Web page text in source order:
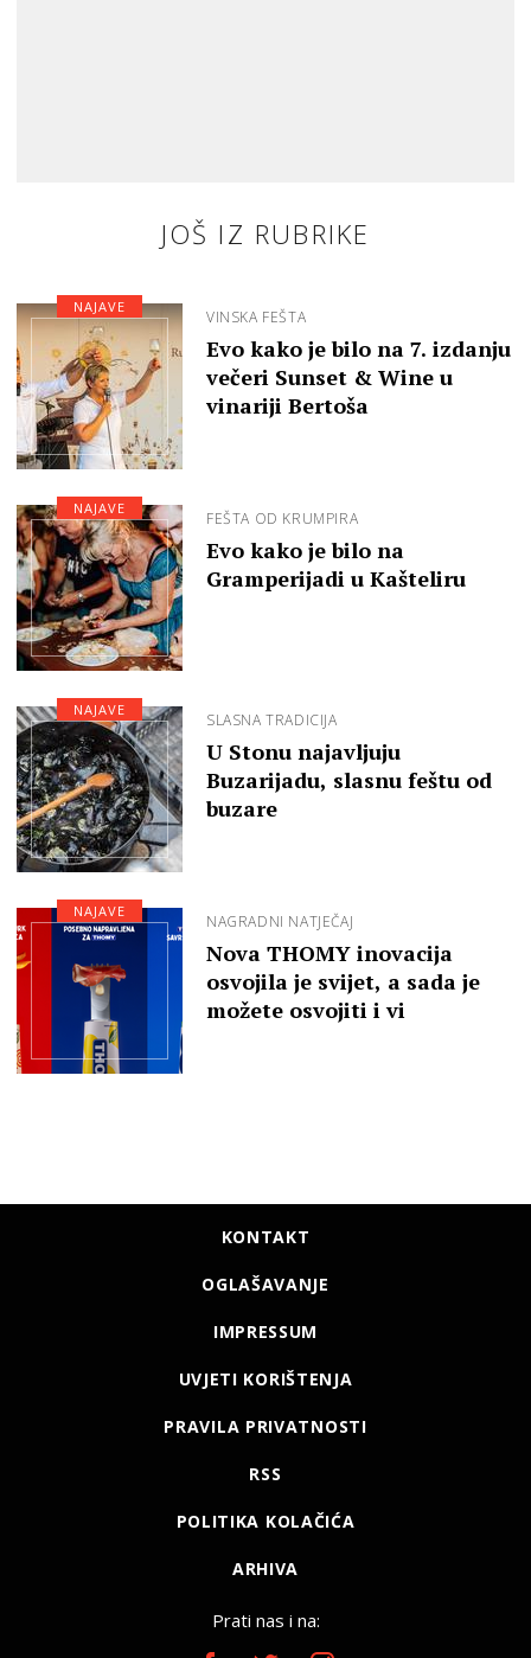
JOŠ IZ RUBRIKE
VINSKA FEŠTA
Evo kako je bilo na 7. izdanju
večeri Sunset & Wine u
vinariji Bertoša
NAJAVE
FEŠTA OD KRUMPIRA
Evo kako je bilo na
Gramperijadi u Kašteliru
NAJAVE
SLASNA TRADICIJA
U Stonu najavljuju
Buzarijadu, slasnu feštu od
buzare
NAJAVE
NAGRADNI NATJEČAJ
Nova THOMY inovacija
osvojila je svijet, a sada je
možete osvojiti i vi
NAJAVE
KONTAKT
OGLAŠAVANJE
IMPRESSUM
UVJETI KORIŠTENJA
PRAVILA PRIVATNOSTI
RSS
POLITIKA KOLAČIĆA
ARHIVA
Prati nas i na: